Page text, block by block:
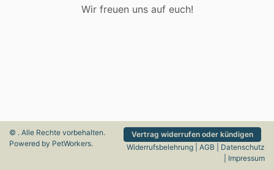
Wir freuen uns auf euch!
© . Alle Rechte vorbehalten.
Powered by PetWorkers.
Vertrag widerrufen oder kündigen
Widerrufsbelehrung
AGB
Datenschutz
Impressum